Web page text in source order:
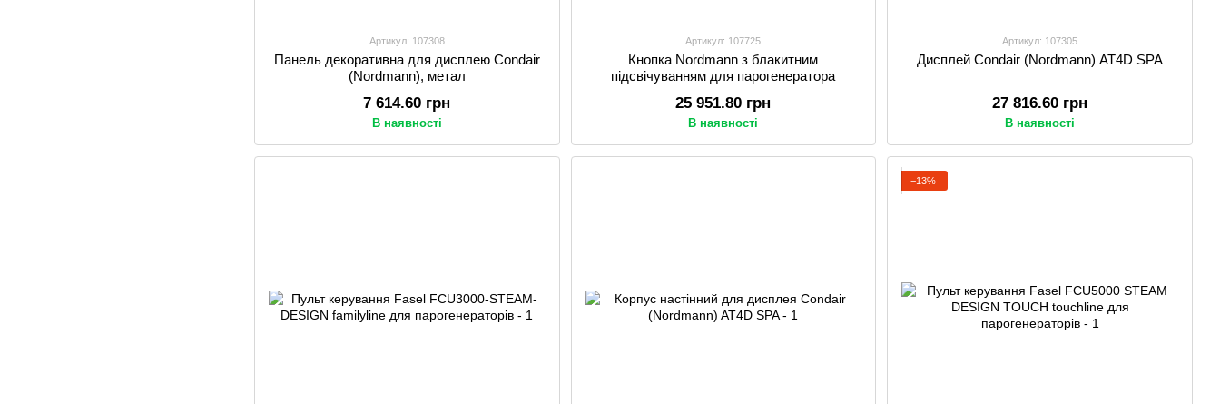
Артикул: 107308
Панель декоративна для дисплею Condair
(Nordmann), метал
7 614.60 грн
В наявності
Артикул: 107725
Кнопка Nordmann з блакитним
підсвічуванням для парогенератора
25 951.80 грн
В наявності
Артикул: 107305
Дисплей Condair (Nordmann) AT4D SPA
27 816.60 грн
В наявності
−13%